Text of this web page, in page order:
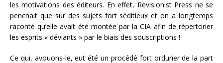
les motivations des éditeurs. En effet, Revisionist Press ne se
penchait que sur des sujets fort séditieux et on a longtemps
raconté qu’elle avait été montée par la CIA afin de répertorier
les esprits « déviants » par le biais des souscriptions !
Ce qui, avouons-le, eut été un procédé fort ordurier de la part